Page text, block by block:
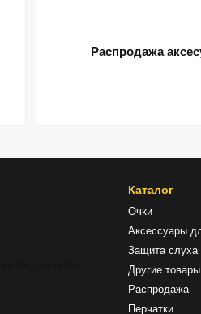
Распродажа
Каталог
Очки
Аксессуары
Защита слуха
Другие товары
Распродажа
Перчатки